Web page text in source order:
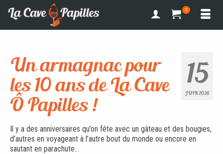
0
15
JUIN 2026
Un armagnac pour
les 10 ans de La Cave
Ô Papilles !
Il y a des anniversaires qu’on fête avec un gâteau et des bougies,
d’autres en voyageant à l’autre bout du monde ou encore en
sautant en parachute…